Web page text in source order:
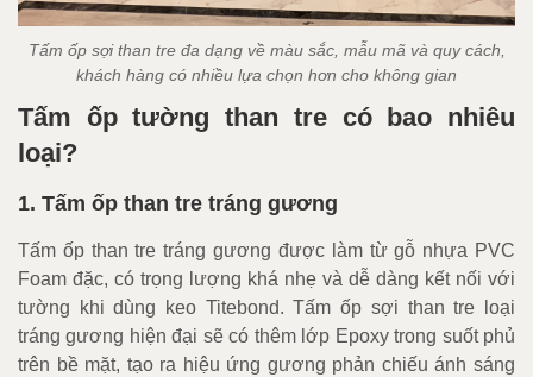
Tấm ốp sợi than tre đa dạng về màu sắc, mẫu mã và quy cách,
khách hàng có nhiều lựa chọn hơn cho không gian
Tấm ốp tường than tre có bao nhiêu
loại?
1. Tấm ốp than tre tráng gương
Tấm ốp than tre tráng gương được làm từ gỗ nhựa PVC
Foam đặc, có trọng lượng khá nhẹ và dễ dàng kết nối với
tường khi dùng keo Titebond. Tấm ốp sợi than tre loại
tráng gương hiện đại sẽ có thêm lớp Epoxy trong suốt phủ
trên bề mặt, tạo ra hiệu ứng gương phản chiếu ánh sáng